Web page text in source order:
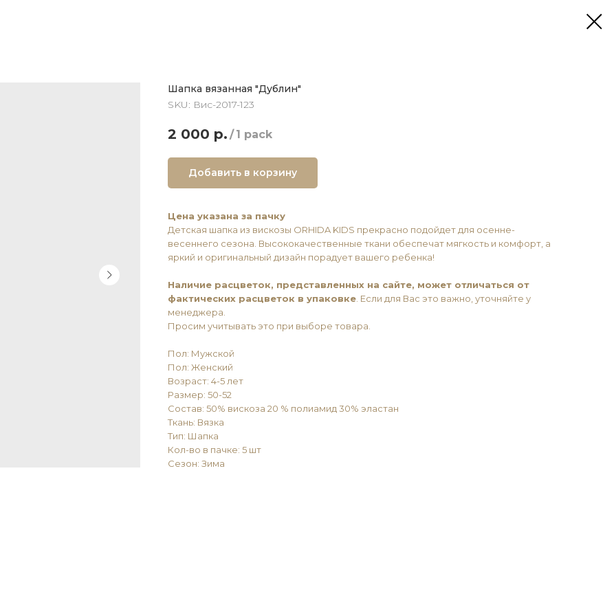
Шапка вязанная "Дублин"
SKU: Вис-2017-123
2 000 р. / 1 pack
Добавить в корзину
Цена указана за пачку
Детская шапка из вискозы ОRHIDA KIDS прекрасно подойдет для осенне-
весеннего сезона. Высококачественные ткани обеспечат мягкость и комфорт, а
яркий и оригинальный дизайн порадует вашего ребенка!
Наличие расцветок, представленных на сайте, может отличаться от
фактических расцветок в упаковке . Если для Вас это важно, уточняйте у
менеджера.
Просим учитывать это при выборе товара.
Пол: Мужской
Пол: Женский
Возраст: 4-5 лет
Размер: 50-52
Состав: 50% вискоза 20 % полиамид 30% эластан
Ткань: Вязка
Тип: Шапка
Кол-во в пачке: 5 шт
Сезон: Зима